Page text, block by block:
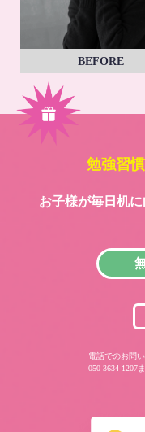
BEFORE
勉強習
お子様が毎日机
電話でのお問
050-3634-1207